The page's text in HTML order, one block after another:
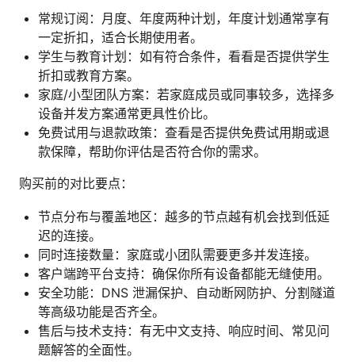
常规订阅：月度、年度两种计划，年度计划通常享有
一定折扣，适合长期使用者。
学生与教育计划：如有符合条件，看看是否提供学生
折扣或教育方案。
家庭/小型团队方案：若家庭成员或同事较多，选择多
设备并发方案通常更具性价比。
免费试用与退款政策：查看是否提供免费试用期或退
款保障，帮助你评估是否符合你的需求。
购买前的对比要点：
节点分布与覆盖地区：越多的节点越有机会找到低延
迟的连接。
同时连接数量：家庭或小团队需要更多并发连接。
客户端跨平台支持：确保你所有设备都能无缝使用。
安全功能：DNS 泄漏保护、自动断网防护、分割隧道
等高级功能是否齐全。
售后与技术支持：有无中文支持、响应时间、常见问
题解答的全面性。